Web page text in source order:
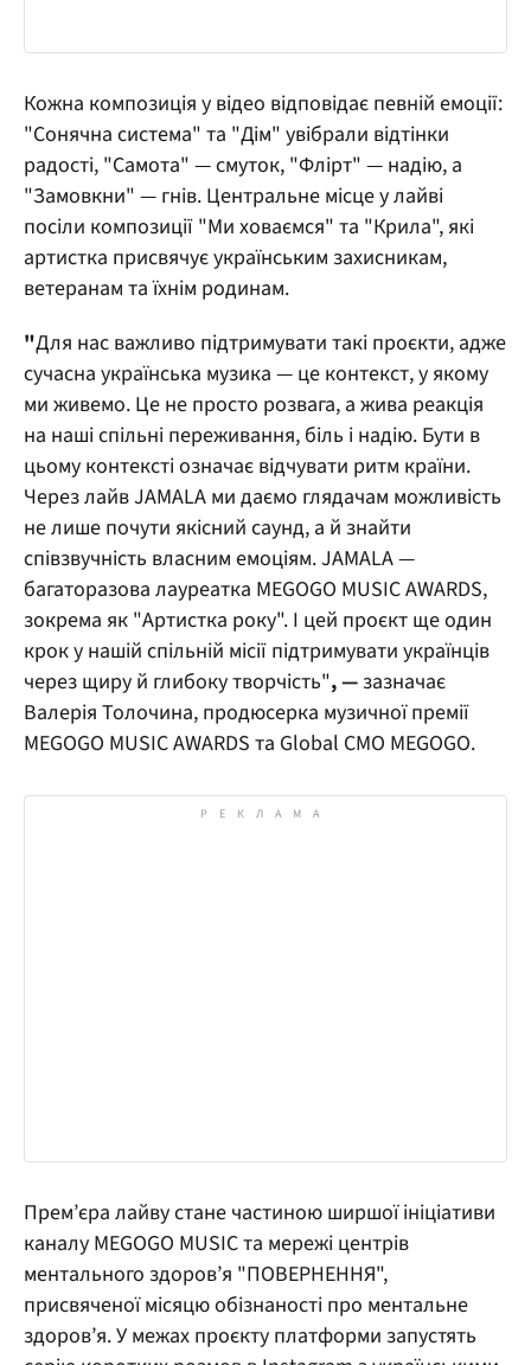
Кожна композиція у відео відповідає певній емоції:
"Сонячна система" та "Дім" увібрали відтінки
радості, "Самота" — смуток, "Флірт" — надію, а
"Замовкни" — гнів. Центральне місце у лайві
посіли композиції "Ми ховаємся" та "Крила", які
артистка присвячує українським захисникам,
ветеранам та їхнім родинам.
"Для нас важливо підтримувати такі проєкти, адже
сучасна українська музика — це контекст, у якому
ми живемо. Це не просто розвага, а жива реакція
на наші спільні переживання, біль і надію. Бути в
цьому контексті означає відчувати ритм країни.
Через лайв JAMALA ми даємо глядачам можливість
не лише почути якісний саунд, а й знайти
співзвучність власним емоціям. JAMALA —
багаторазова лауреатка MEGOGO MUSIC AWARDS,
зокрема як "Артистка року". І цей проєкт ще один
крок у нашій спільній місії підтримувати українців
через щиру й глибоку творчість", — зазначає
Валерія Толочина, продюсерка музичної премії
MEGOGO MUSIC AWARDS та Global CMO MEGOGO.
Прем’єра лайву стане частиною ширшої ініціативи
каналу MEGOGO MUSIC та мережі центрів
ментального здоров’я "ПОВЕРНЕННЯ",
присвяченої місяцю обізнаності про ментальне
здоров’я. У межах проєкту платформи запустять